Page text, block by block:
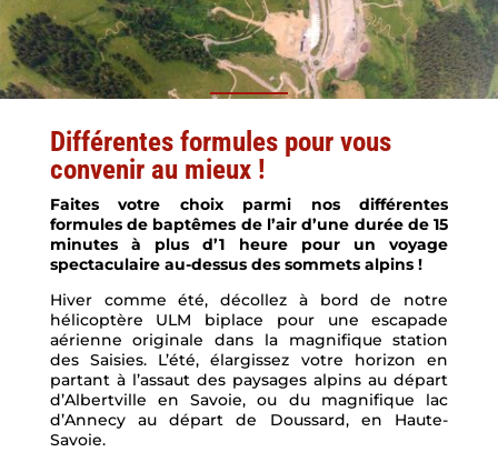
Différentes formules pour vous
convenir au mieux !
Faites votre choix parmi nos différentes
formules de baptêmes de l’air d’une durée de 15
minutes à plus d’1 heure pour un voyage
spectaculaire au-dessus des sommets alpins !
Hiver comme été, décollez à bord de notre
hélicoptère ULM biplace pour une escapade
aérienne originale dans la magnifique station
des Saisies. L’été, élargissez votre horizon en
partant à l’assaut des paysages alpins au départ
d’Albertville en Savoie, ou du magnifique lac
d’Annecy au départ de Doussard, en Haute-
Savoie.